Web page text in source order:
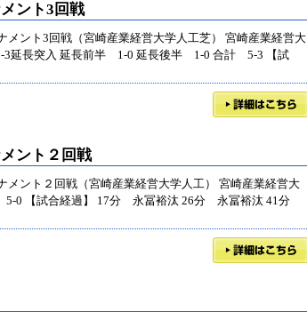
ント3回戦
メント3回戦（宮崎産業経営大学人工芝） 宮崎産業経営大
延長突入 延長前半 1-0 延長後半 1-0 合計 5-3 【試
ント２回戦
メント２回戦（宮崎産業経営大学人工） 宮崎産業経営大
0 【試合経過】 17分 永冨裕汰 26分 永冨裕汰 41分